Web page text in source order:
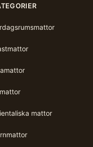
mattor